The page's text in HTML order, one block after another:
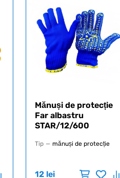
Mănuși de protecție
Far albastru
STAR/12/600
Tip — mănuși de protecție
12 lei